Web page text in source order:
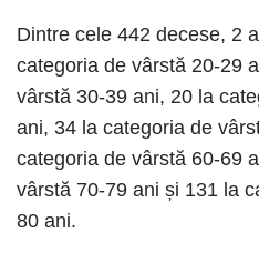
Dintre cele 442 decese, 2
categoria de vârstă 20-29
vârstă 30-39 ani, 20 la
ani, 34 la categoria de
categoria de vârstă 60-69
vârstă 70-79 ani și 131 la
80 ani.